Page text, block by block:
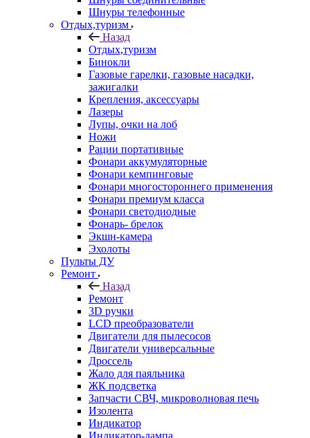
Шнуры телефонные
Отдых,туризм
Назад
Отдых,туризм
Бинокли
Газовые гарелки, газовые насадки,
зажигалки
Крепления, аксессуары
Лазеры
Лупы, очки на лоб
Ножи
Рации портативные
Фонари аккумуляторные
Фонари кемпинговые
Фонари многостороннего применения
Фонари премиум класса
Фонари светодиодные
Фонарь- брелок
Экшн-камера
Эхолоты
Пульты ДУ
Ремонт
Назад
Ремонт
3D ручки
LCD преобразователи
Двигатели для пылесосов
Двигатели универсальные
Дроссель
Жало для паяльника
ЖК подсветка
Запчасти СВЧ, микроволновая печь
Изолента
Индикатор
Индикатор-лампа